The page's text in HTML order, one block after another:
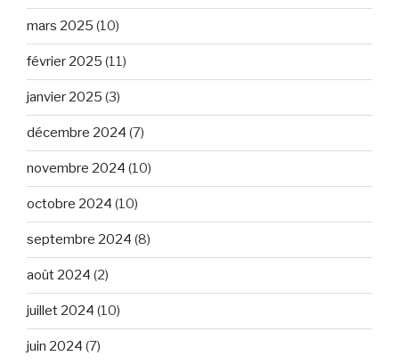
mars 2025 (10)
février 2025 (11)
janvier 2025 (3)
décembre 2024 (7)
novembre 2024 (10)
octobre 2024 (10)
septembre 2024 (8)
août 2024 (2)
juillet 2024 (10)
juin 2024 (7)